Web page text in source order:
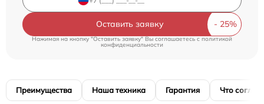
Оставить заявку
Нажимая на кнопку "Оставить заявку" Вы соглашаетесь cполитикой
конфиденциальности
Преимущества Наша техника Гарантия Что